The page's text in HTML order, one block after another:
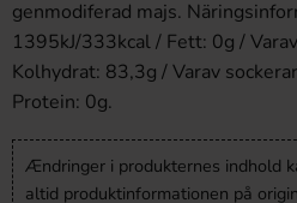
genmodiferad majs.
1395kJ/333kcal / Fett: 0g /
Kolhydrat: 83,3g / Varav
Protein: 0g.
Ændringer i produkternes indhold
altid produktinformationen på